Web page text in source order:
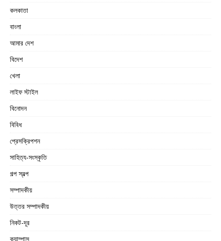
কলকাতা
বাংলা
আমার দেশ
বিদেশ
খেলা
লাইফ স্টাইল
বিনোদন
বিবিধ
প্রেসক্রিপশন
সাহিত্য-সংস্কৃতি
গল্প স্বল্প
সম্পাদকীয়
উত্তর সম্পাদকীয়
নিকট-দূর
ক্যাম্পাস